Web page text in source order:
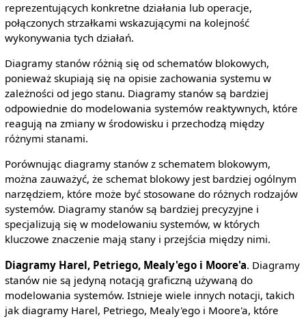
reprezentujących konkretne działania lub operacje,
połączonych strzałkami wskazującymi na kolejność
wykonywania tych działań.
Diagramy stanów różnią się od schematów blokowych,
ponieważ skupiają się na opisie zachowania systemu w
zależności od jego stanu. Diagramy stanów są bardziej
odpowiednie do modelowania systemów reaktywnych, które
reagują na zmiany w środowisku i przechodzą między
różnymi stanami.
Porównując diagramy stanów z schematem blokowym,
można zauważyć, że schemat blokowy jest bardziej ogólnym
narzędziem, które może być stosowane do różnych rodzajów
systemów. Diagramy stanów są bardziej precyzyjne i
specjalizują się w modelowaniu systemów, w których
kluczowe znaczenie mają stany i przejścia między nimi.
Diagramy Harel, Petriego, Mealy'ego i Moore'a. Diagramy
stanów nie są jedyną notacją graficzną używaną do
modelowania systemów. Istnieje wiele innych notacji, takich
jak diagramy Harel, Petriego, Mealy'ego i Moore'a, które